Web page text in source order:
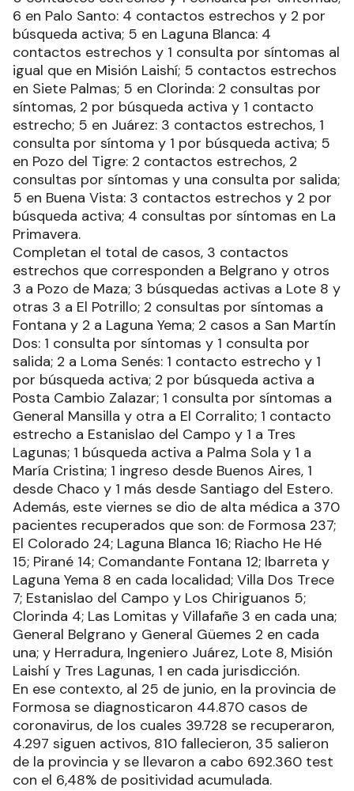
6 en Palo Santo: 4 contactos estrechos y 2 por
búsqueda activa; 5 en Laguna Blanca: 4
contactos estrechos y 1 consulta por síntomas al
igual que en Misión Laishí; 5 contactos estrechos
en Siete Palmas; 5 en Clorinda: 2 consultas por
síntomas, 2 por búsqueda activa y 1 contacto
estrecho; 5 en Juárez: 3 contactos estrechos, 1
consulta por síntoma y 1 por búsqueda activa; 5
en Pozo del Tigre: 2 contactos estrechos, 2
consultas por síntomas y una consulta por salida;
5 en Buena Vista: 3 contactos estrechos y 2 por
búsqueda activa; 4 consultas por síntomas en La
Primavera.
Completan el total de casos, 3 contactos
estrechos que corresponden a Belgrano y otros
3 a Pozo de Maza; 3 búsquedas activas a Lote 8 y
otras 3 a El Potrillo; 2 consultas por síntomas a
Fontana y 2 a Laguna Yema; 2 casos a San Martín
Dos: 1 consulta por síntomas y 1 consulta por
salida; 2 a Loma Senés: 1 contacto estrecho y 1
por búsqueda activa; 2 por búsqueda activa a
Posta Cambio Zalazar; 1 consulta por síntomas a
General Mansilla y otra a El Corralito; 1 contacto
estrecho a Estanislao del Campo y 1 a Tres
Lagunas; 1 búsqueda activa a Palma Sola y 1 a
María Cristina; 1 ingreso desde Buenos Aires, 1
desde Chaco y 1 más desde Santiago del Estero.
Además, este viernes se dio de alta médica a 370
pacientes recuperados que son: de Formosa 237;
El Colorado 24; Laguna Blanca 16; Riacho He Hé
15; Pirané 14; Comandante Fontana 12; Ibarreta y
Laguna Yema 8 en cada localidad; Villa Dos Trece
7; Estanislao del Campo y Los Chiriguanos 5;
Clorinda 4; Las Lomitas y Villafañe 3 en cada una;
General Belgrano y General Güemes 2 en cada
una; y Herradura, Ingeniero Juárez, Lote 8, Misión
Laishí y Tres Lagunas, 1 en cada jurisdicción.
En ese contexto, al 25 de junio, en la provincia de
Formosa se diagnosticaron 44.870 casos de
coronavirus, de los cuales 39.728 se recuperaron,
4.297 siguen activos, 810 fallecieron, 35 salieron
de la provincia y se llevaron a cabo 692.360 test
con el 6,48% de positividad acumulada.